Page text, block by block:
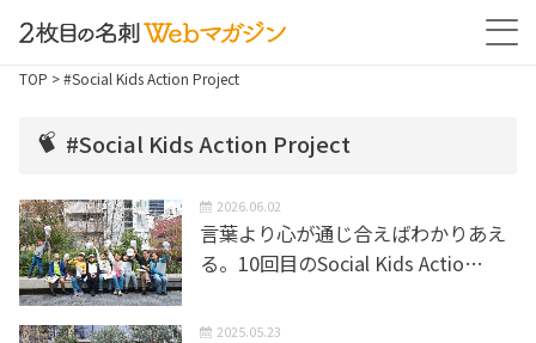
TOP > #Social Kids Action Project
#Social Kids Action Project
2026.06.02
言葉より心が通じ合えばわかりあえ
る。10回目のSocial Kids Actio…
2025.05.23